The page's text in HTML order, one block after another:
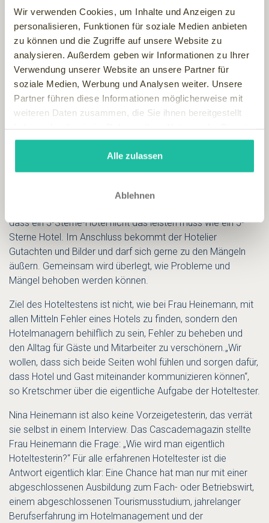
Wir verwenden Cookies, um Inhalte und Anzeigen zu
personalisieren, Funktionen für soziale Medien anbieten
zu können und die Zugriffe auf unsere Website zu
analysieren. Außerdem geben wir Informationen zu Ihrer
Verwendung unserer Website an unsere Partner für
soziale Medien, Werbung und Analysen weiter. Unsere
Partner führen diese Informationen möglicherweise mit
weiteren Daten zusammen, die Sie ihnen bereitgestellt
gesammelt haben.
Alle zulassen
Ablehnen
„Ich werde Ihnen keine Bilder, keine Namen, keine Orte,
keine Auftraggeber geben.“
Trotz der Diskretion war es dem Geschäftsführer möglich,
uns auf eine sehr offene und ausführliche Weise ein
realistisches Bild über die Arbeit und Ausbildung eines
Hoteltesters zu vermitteln.
Hoteltester vs. Hotel?
gegen das Hotel! Ein Hoteltester stellt sich auf ein Hotel ein.
Verhältnis und vieles mehr. Im Gegensatz zu einer
dass ein 3-Sterne-Hotel nicht das leisten muss wie ein 5-
Sterne Hotel. Im Anschluss bekommt der Hotelier
Gutachten und Bilder und darf sich gerne zu den Mängeln
äußern. Gemeinsam wird überlegt, wie Probleme und
Mängel behoben werden können.
Ziel des Hoteltestens ist nicht, wie bei Frau Heinemann, mit
allen Mitteln Fehler eines Hotels zu finden, sondern den
Hotelmanagern behilflich zu sein, Fehler zu beheben und
den Alltag für Gäste und Mitarbeiter zu verschönern.„Wir
wollen, dass sich beide Seiten wohl fühlen und sorgen dafür,
dass Hotel und Gast miteinander kommunizieren können“,
so Kretschmer über die eigentliche Aufgabe der Hoteltester.
Nina Heinemann ist also keine Vorzeigetesterin, das verrät
sie selbst in einem Interview. Das Cascademagazin stellte
Frau Heinemann die Frage: „Wie wird man eigentlich
Hoteltesterin?“ Für alle erfahrenen Hoteltester ist die
Antwort eigentlich klar: Eine Chance hat man nur mit einer
abgeschlossenen Ausbildung zum Fach- oder Betriebswirt,
einem abgeschlossenen Tourismusstudium, jahrelanger
Berufserfahrung im Hotelmanagement und der